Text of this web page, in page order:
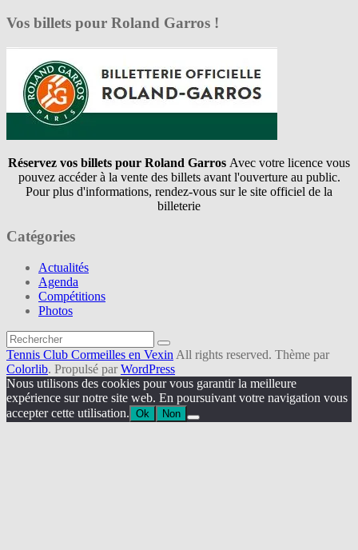
Vos billets pour Roland Garros !
Réservez vos billets pour Roland Garros Avec votre licence vous
pouvez accéder à la vente des billets avant l'ouverture au public.
Pour plus d'informations, rendez-vous sur le site officiel de la
billeterie
Catégories
Actualités
Agenda
Compétitions
Photos
Rechercher...
Tennis Club Cormeilles en Vexin All rights reserved. Thème par
Colorlib. Propulsé par WordPress
Nous utilisons des cookies pour vous garantir la meilleure
expérience sur notre site web. En poursuivant votre navigation vous
accepter cette utilisation. Ok Non